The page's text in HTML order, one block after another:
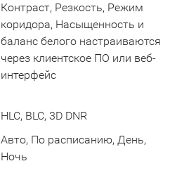
Контраст, Резкость, Режим
коридора, Насыщенность и
баланс белого настраиваются
через клиентское ПО или веб-
интерфейс
HLC, BLC, 3D DNR
Авто, По расписанию, День,
Ночь